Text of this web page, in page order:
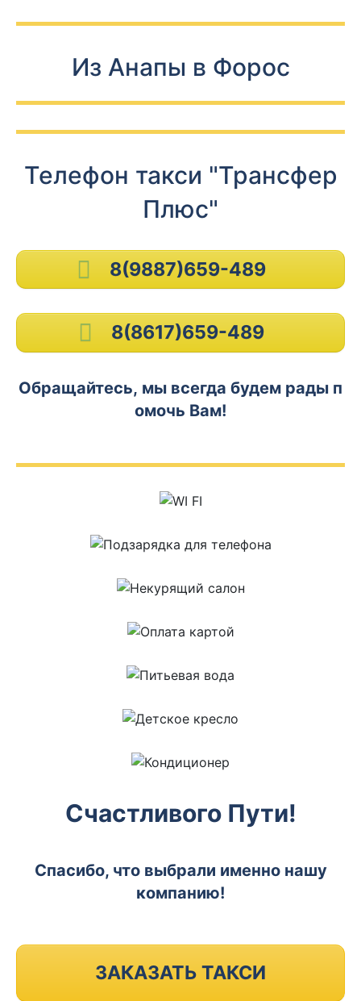
Из Анапы в Форос
Телефон такси "Трансфер
Плюс"
8(9887)659-489
8(8617)659-489
Обращайтесь, мы всегда будем рады п
омочь Вам!
Счастливого Пути!
Спасибо, что выбрали именно нашу
компанию!
ЗАКАЗАТЬ ТАКСИ